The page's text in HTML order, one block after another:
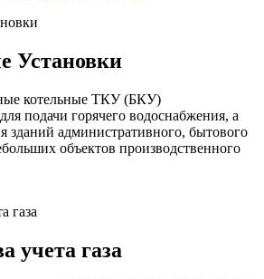
Установки
котельные ТКУ (БКУ)
подачи горячего водоснабжения, а
зданий административного, бытового
объектов производственного
газа
учета газа